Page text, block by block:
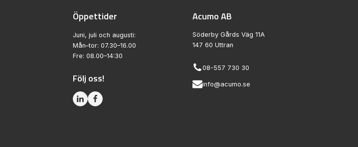
Öppettider
Juni, juli och augusti:
Mån–tor: 07.30–16.00
Fre: 08.00–14:30
Följ oss!
Acumo AB
Söderby Gårds Väg 11A
147 60 Uttran
08-557 730 30
info@acumo.se